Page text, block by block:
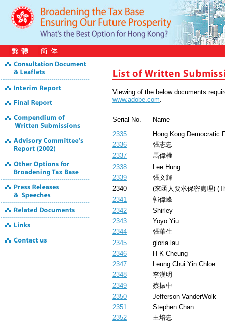
Viewing of the below documents
www.adobe.com
Serial No.
Name
2335
Hong Kong Democratic
2336
張志忠
2337
馬偉權
2338
Lee Hung
2339
張文輝
2340
(來函人要求保密處理)
2341
郭偉峰
2342
Shirley
2343
Yoyo Yiu
2344
張華生
2345
gloria lau
2346
H K Cheung
2347
Leung Chui Yin Chloe
2348
李漢明
2349
蔡振中
2350
Jefferson VanderWolk
2351
Stephen Chan
2352
王培忠